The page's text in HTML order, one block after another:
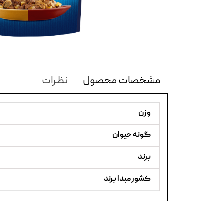
مشخصات محصول نظرات
وزن
گونه حیوان
برند
کشور مبدا برند